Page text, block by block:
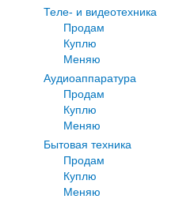
Теле- и видеотехника
Продам
Куплю
Меняю
Аудиоаппаратура
Продам
Куплю
Меняю
Бытовая техника
Продам
Куплю
Меняю